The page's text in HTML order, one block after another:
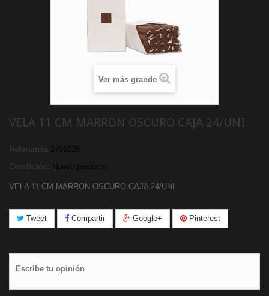
Ver más grande
VELA 11 CM MARRON OSCURO CAJA 24/UNI
Referencia 2701028
Condición: Nuevo producto
VELA 11 CM MARRON OSCURO CAJA 24/UNI
Tweet Compartir Google+ Pinterest
Escribe tu opinión